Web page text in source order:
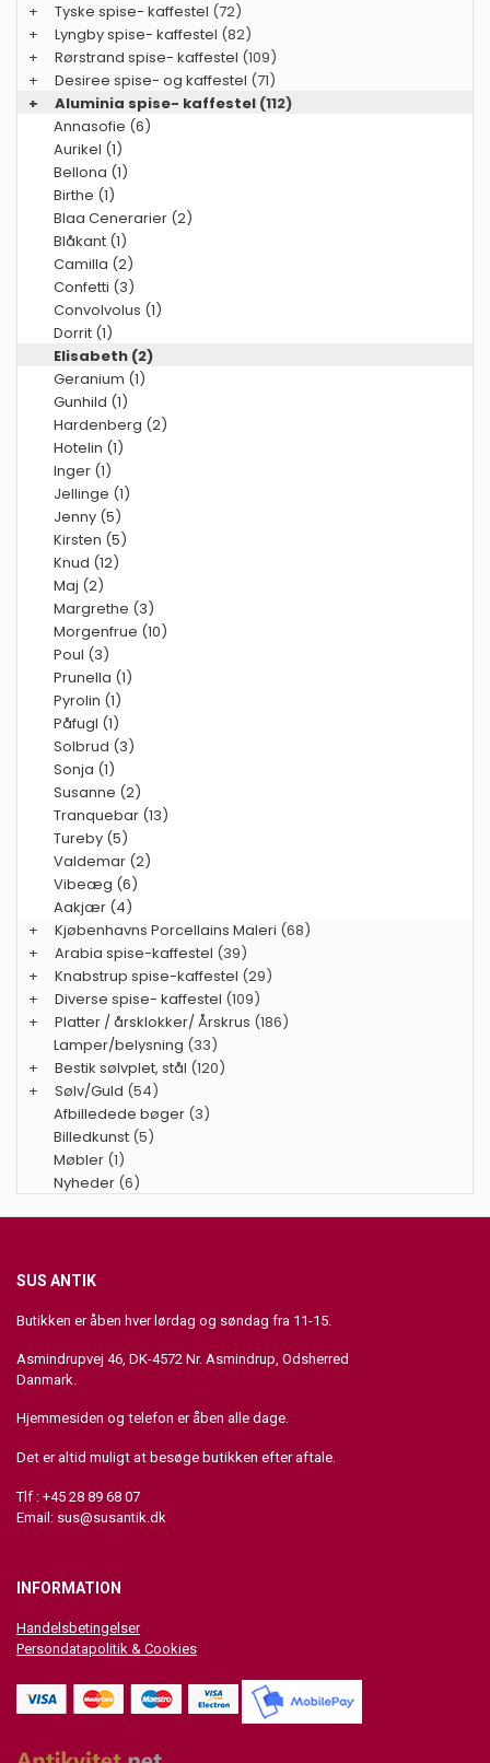
+
Tyske spise- kaffestel (72)
+
Lyngby spise- kaffestel (82)
+
Rørstrand spise- kaffestel (109)
+
Desiree spise- og kaffestel (71)
+
Aluminia spise- kaffestel (112)
Annasofie (6)
Aurikel (1)
Bellona (1)
Birthe (1)
Blaa Cenerarier (2)
Blåkant (1)
Camilla (2)
Confetti (3)
Convolvolus (1)
Dorrit (1)
Elisabeth (2)
Geranium (1)
Gunhild (1)
Hardenberg (2)
Hotelin (1)
Inger (1)
Jellinge (1)
Jenny (5)
Kirsten (5)
Knud (12)
Maj (2)
Margrethe (3)
Morgenfrue (10)
Poul (3)
Prunella (1)
Pyrolin (1)
Påfugl (1)
Solbrud (3)
Sonja (1)
Susanne (2)
Tranquebar (13)
Tureby (5)
Valdemar (2)
Vibeæg (6)
Aakjær (4)
+
Kjøbenhavns Porcellains Maleri (68)
+
Arabia spise-kaffestel (39)
+
Knabstrup spise-kaffestel (29)
+
Diverse spise- kaffestel (109)
+
Platter / årsklokker/ Årskrus (186)
Lamper/belysning (33)
+
Bestik sølvplet, stål (120)
+
Sølv/Guld (54)
Afbilledede bøger (3)
Billedkunst (5)
Møbler (1)
Nyheder (6)
SUS ANTIK
Butikken er åben hver lørdag og søndag fra 11-15.
Asmindrupvej 46, DK-4572 Nr. Asmindrup, Odsherred
Danmark.
Hjemmesiden og telefon er åben alle dage.
Det er altid muligt at besøge butikken efter aftale.
Tlf : +45 28 89 68 07
Email: sus@susantik.dk
INFORMATION
Handelsbetingelser
Persondatapolitik & Cookies